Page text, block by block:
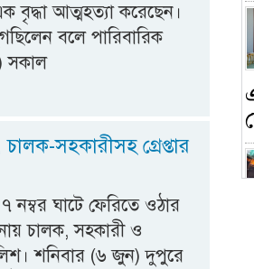
বৃদ্ধা আত্মহত্যা করেছেন।
বলে পারিবারিক
সকাল
সহকারীসহ গ্রেপ্তার
নম্বর ঘাটে ফেরিতে ওঠার
চালক, সহকারী ও
শনিবার (৬ জুন) দুপুরে